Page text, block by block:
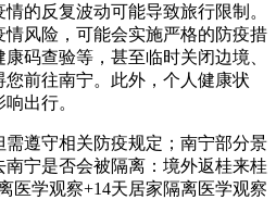
的反复波动可能导致旅行限制。
风险，可能会实施严格的防疫措
码查验等，甚至临时关闭边境、
前往南宁。此外，个人健康状
出行。
遵守相关防疫规定；南宁部分景
宁是否会被隔离：境外返桂来桂
医学观察+14天居家隔离医学观察